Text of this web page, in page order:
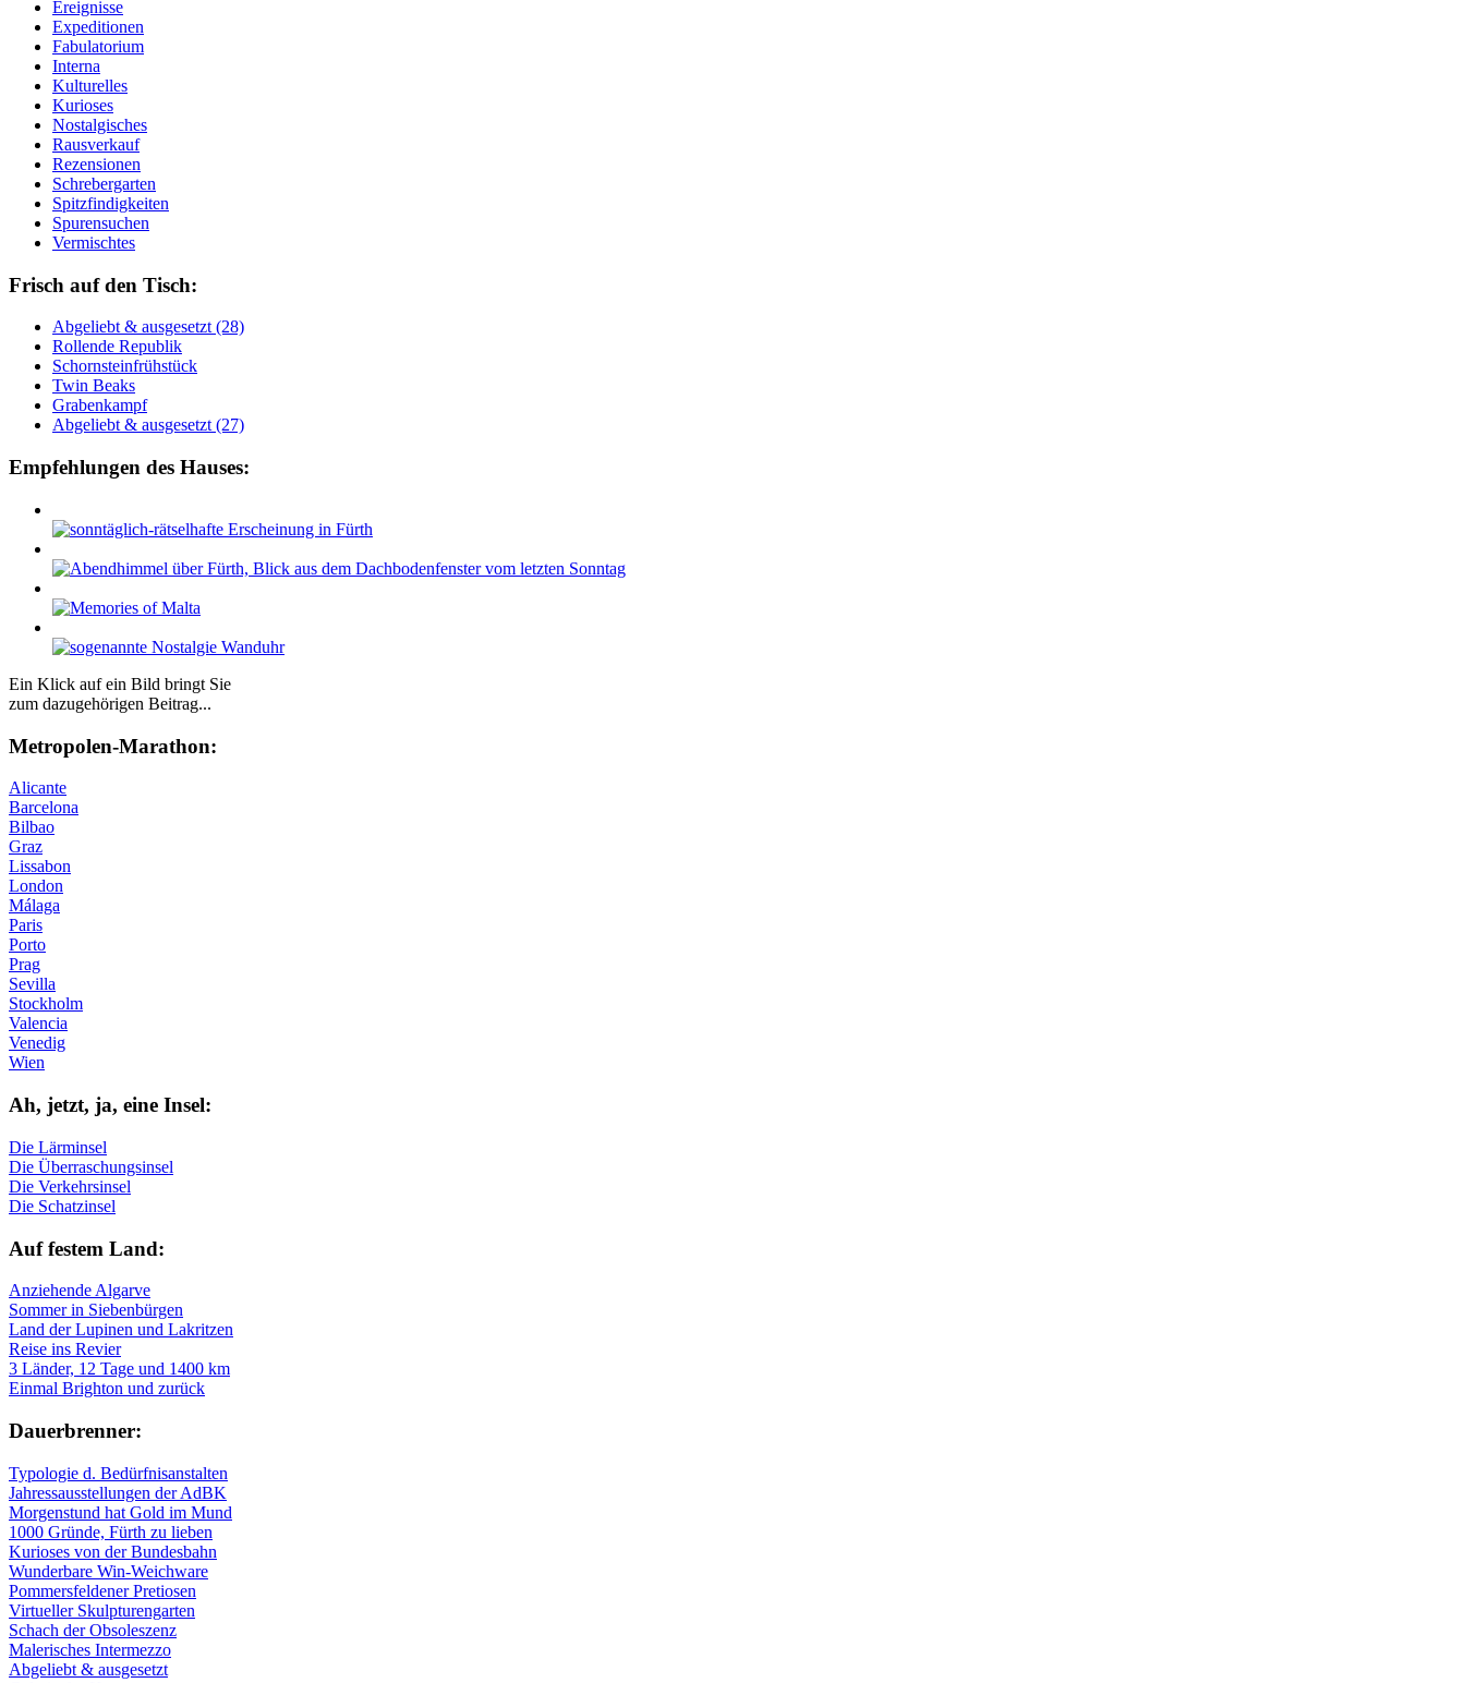
Ereignisse
Expeditionen
Fabulatorium
Interna
Kulturelles
Kurioses
Nostalgisches
Rausverkauf
Rezensionen
Schrebergarten
Spitzfindigkeiten
Spurensuchen
Vermischtes
Frisch auf den Tisch:
Ab­ge­liebt & aus­ge­setzt (28)
Rol­len­de Re­pu­blik
Schorn­stein­früh­stück
Twin Beaks
Gra­ben­kampf
Ab­ge­liebt & aus­ge­setzt (27)
Empfehlungen des Hauses:
Ein Klick auf ein Bild bringt Sie
zum dazugehörigen Beitrag...
Me­tro­po­len-Ma­ra­thon:
Alicante
Barcelona
Bilbao
Graz
Lissabon
London
Málaga
Paris
Porto
Prag
Sevilla
Stockholm
Valencia
Venedig
Wien
Ah, jetzt, ja, ei­ne In­sel:
Die Lärminsel
Die Überraschungsinsel
Die Verkehrsinsel
Die Schatzinsel
Auf fe­stem Land:
Anziehende Algarve
Sommer in Siebenbürgen
Land der Lupinen und Lakritzen
Reise ins Revier
3 Länder, 12 Tage und 1400 km
Einmal Brighton und zurück
Dau­er­bren­ner:
Typologie d. Bedürfnisanstalten
Jahressausstellungen der AdBK
Morgenstund hat Gold im Mund
1000 Gründe, Fürth zu lieben
Kurioses von der Bundesbahn
Wunderbare Win-Weichware
Pommersfeldener Pretiosen
Virtueller Skulpturengarten
Schach der Obsoleszenz
Malerisches Intermezzo
Abgeliebt & ausgesetzt